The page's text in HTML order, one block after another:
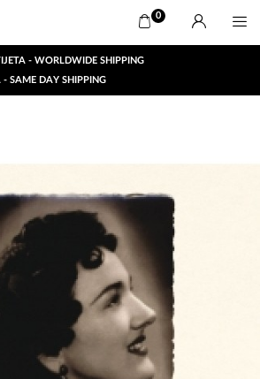
0
- WORLDWIDE SHIPPING
SAME DAY SHIPPING